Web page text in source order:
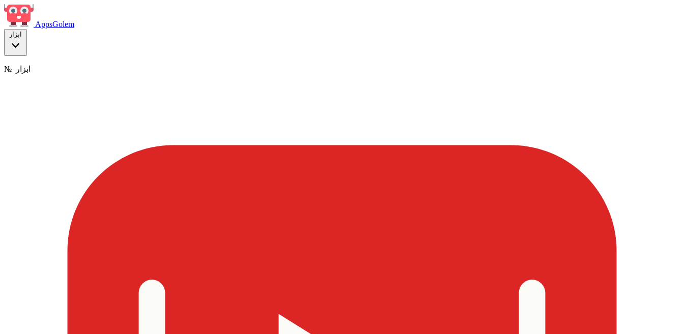
AppsGolem
ابزار
№ ابزار